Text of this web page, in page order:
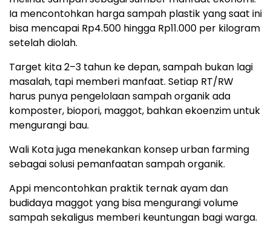
Ia mencontohkan harga sampah plastik yang saat ini
bisa mencapai Rp4.500 hingga Rp11.000 per kilogram
setelah diolah.
Target kita 2–3 tahun ke depan, sampah bukan lagi
masalah, tapi memberi manfaat. Setiap RT/RW
harus punya pengelolaan sampah organik ada
komposter, biopori, maggot, bahkan ekoenzim untuk
mengurangi bau.
Wali Kota juga menekankan konsep urban farming
sebagai solusi pemanfaatan sampah organik.
Appi mencontohkan praktik ternak ayam dan
budidaya maggot yang bisa mengurangi volume
sampah sekaligus memberi keuntungan bagi warga.